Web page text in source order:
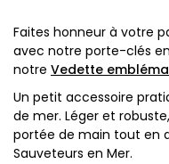
Faites honneur à votre
avec notre porte-clés
notre Vedette
Un petit accessoire
de mer. Léger et
portée de main tout en
Sauveteurs en Mer.